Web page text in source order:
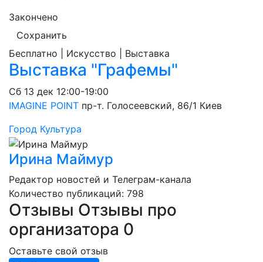
Закончено
Сохранить
Бесплатно | Искусство | Выставка
Выставка "Графемы"
Сб 13 дек 12:00-19:00
IMAGINE POINT пр-т. Голосеевский, 86/1 Киев
Город Культура
Ирина Маймур
Редактор новостей и Телеграм-канала
Количество публикаций: 798
Отзывы Отзывы про
организатора 0
Оставьте свой отзыв